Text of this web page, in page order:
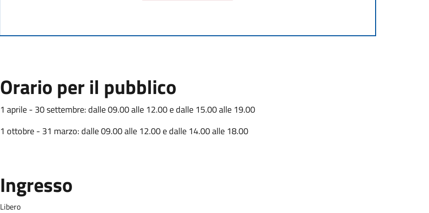
Orario per il pubblico
1 aprile - 30 settembre: dalle 09.00 alle 12.00 e dalle 15.00 alle 19.00
1 ottobre - 31 marzo: dalle 09.00 alle 12.00 e dalle 14.00 alle 18.00
Ingresso
Libero